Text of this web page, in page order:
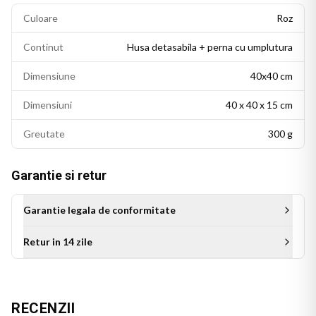
Aceasta perna personalizata este cadoul ideal pentru sora de
loc special in camera ei si va aminti mereu de momentul in
Culoare Roz
Continut Husa detasabila + perna cu umplutura
Dimensiune 40x40 cm
Dimensiuni 40 x 40 x 15 cm
Greutate 300 g
Garantie si retur
Garantie legala de conformitate
Retur in 14 zile
RECENZII